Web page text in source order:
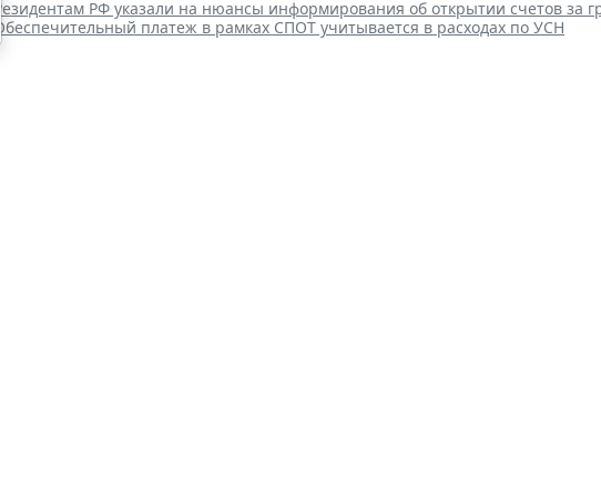
Резидентам РФ указали на нюансы информирования об открытии счетов за
Обеспечительный платеж в рамках СПОТ учитывается в расходах по УСН